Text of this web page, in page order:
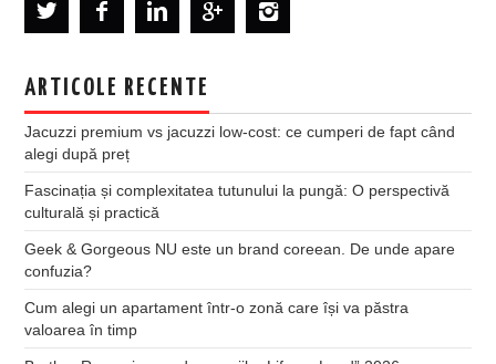
ARTICOLE RECENTE
Jacuzzi premium vs jacuzzi low-cost: ce cumperi de fapt când
alegi după preț
Fascinația și complexitatea tutunului la pungă: O perspectivă
culturală și practică
Geek & Gorgeous NU este un brand coreean. De unde apare
confuzia?
Cum alegi un apartament într-o zonă care își va păstra
valoarea în timp